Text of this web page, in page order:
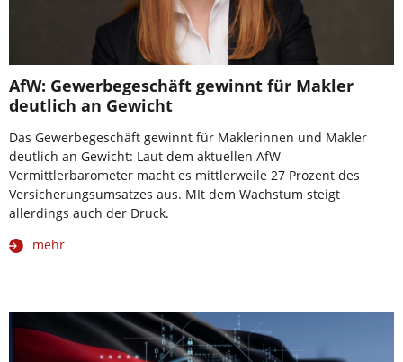
AfW: Gewerbegeschäft gewinnt für Makler
deutlich an Gewicht
Das Gewerbegeschäft gewinnt für Maklerinnen und Makler
deutlich an Gewicht: Laut dem aktuellen AfW-
Vermittlerbarometer macht es mittlerweile 27 Prozent des
Versicherungsumsatzes aus. MIt dem Wachstum steigt
allerdings auch der Druck.
mehr